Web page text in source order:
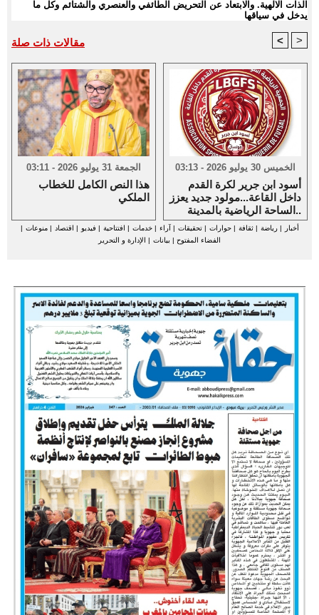
الذات الالهية. والابتعاد عن التحريض الطائفي والعنصري والشتائم وكل ما
يدخل في سياقها
مقالات ذات صلة < >
الجمعة 31 يوليو 2026 - 03:11
هذا النص الكامل للخطاب
الملكي
الخميس 30 يوليو 2026 - 03:13
أسود ابن جرير لكرة القدم
داخل القاعة...مولود جديد يعزز
الساحة الرياضية بالمدينة..
أخبار |رياضة |ثقافة |حوارات |تحقيقات | آراء |خدمات | افتتاحية | فيديو | اقتصاد |منوعات |
الفضاء المفتوح | بيانات | الإدارة و التحرير